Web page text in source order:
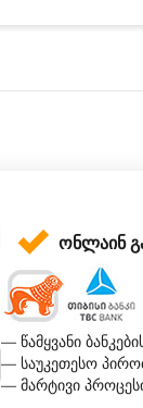
ონლაინ
— წამყვანი
— საუკეთესო
— მარტივი